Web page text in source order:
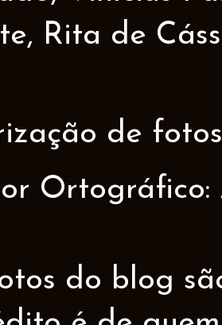
Rita de
de
Ortográfico:
do blog